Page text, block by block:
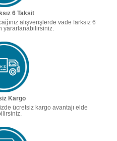
6 Taksit
alışverişlerde vade farksız 6
yararlanabilirsiniz.
Kargo
ücretsiz kargo avantajı elde